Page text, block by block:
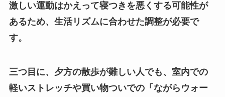
激しい運動はかえって寝つきを悪くする可能性が
あるため、生活リズムに合わせた調整が必要で
す。
三つ目に、夕方の散歩が難しい人でも、室内での
軽いストレッチや買い物ついでの「ながらウォー